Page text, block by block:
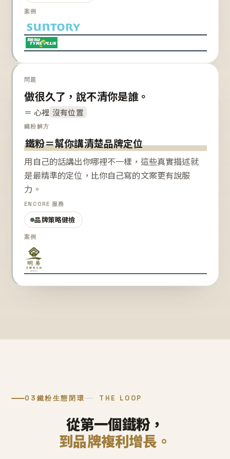
案例
問題
做很久了，說不清你是誰。
＝ 心裡 沒有位置
鐵粉解方
鐵粉＝幫你講清楚品牌定位
用自己的話講出你哪裡不一樣，這些真實描述就
是最精準的定位，比你自己寫的文案更有說服
力。
ENCORE 服務
品牌策略健檢
案例
03 鐵粉生態閉環 THE LOOP
從第一個鐵粉，
到品牌複利增長。